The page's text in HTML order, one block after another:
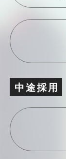
中途採用